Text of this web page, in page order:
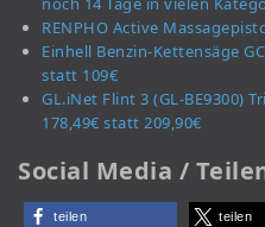
RENPHO Active
Einhell Benzin-Kettensäge
statt 109€
GL.iNet Flint 3 (GL-BE9300)
178,49€ statt 209,90€
Social Media /
teilen teilen